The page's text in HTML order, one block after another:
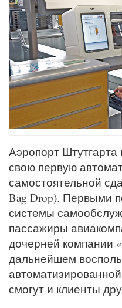
Аэропорт Штутгарта
свою первую
самостоятельной
Bag Drop). Первыми
системы
пассажиры
дочерней компании
дальнейшем
смогут и клиенты